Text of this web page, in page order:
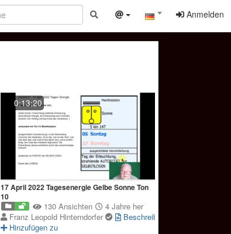
Anmelden
0:13:20
17 April 2022 Tagesenergie Gelbe Sonne Ton
10
130 Ansichten
4 Jahre her
Franz Leopold Hinterndorfer
Beschreibung
Hinzufügen zu